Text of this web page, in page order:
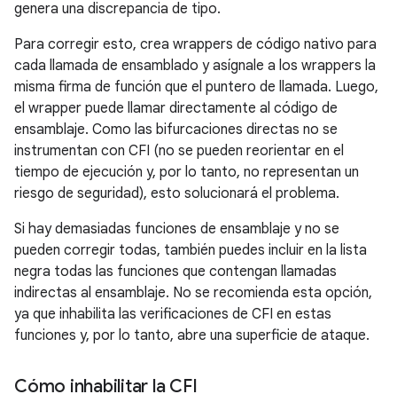
genera una discrepancia de tipo.
Para corregir esto, crea wrappers de código nativo para
cada llamada de ensamblado y asígnale a los wrappers la
misma firma de función que el puntero de llamada. Luego,
el wrapper puede llamar directamente al código de
ensamblaje. Como las bifurcaciones directas no se
instrumentan con CFI (no se pueden reorientar en el
tiempo de ejecución y, por lo tanto, no representan un
riesgo de seguridad), esto solucionará el problema.
Si hay demasiadas funciones de ensamblaje y no se
pueden corregir todas, también puedes incluir en la lista
negra todas las funciones que contengan llamadas
indirectas al ensamblaje. No se recomienda esta opción,
ya que inhabilita las verificaciones de CFI en estas
funciones y, por lo tanto, abre una superficie de ataque.
Cómo inhabilitar la CFI